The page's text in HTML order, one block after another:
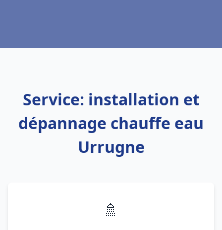
Service: installation et
dépannage chauffe eau
Urrugne
🚿